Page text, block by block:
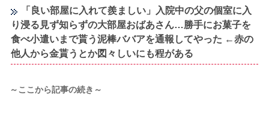
「良い部屋に入れて羨ましい」入院中の父の個室に入
り浸る見ず知らずの大部屋おばあさん…勝手にお菓子を
食べ小遣いまで貰う泥棒ババアを通報してやった ←赤の
他人から金貰うとか図々しいにも程がある
～ここから記事の続き～